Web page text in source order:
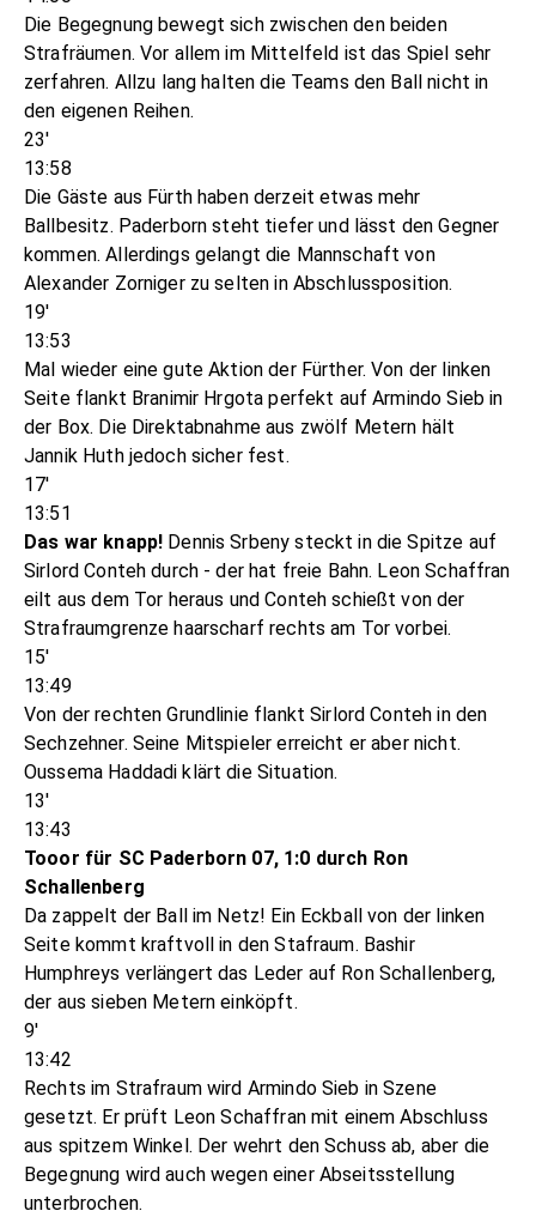
Die Begegnung bewegt sich zwischen den beiden
Strafräumen. Vor allem im Mittelfeld ist das Spiel sehr
zerfahren. Allzu lang halten die Teams den Ball nicht in
den eigenen Reihen.
23'
13:58
Die Gäste aus Fürth haben derzeit etwas mehr
Ballbesitz. Paderborn steht tiefer und lässt den Gegner
kommen. Allerdings gelangt die Mannschaft von
Alexander Zorniger zu selten in Abschlussposition.
19'
13:53
Mal wieder eine gute Aktion der Fürther. Von der linken
Seite flankt Branimir Hrgota perfekt auf Armindo Sieb in
der Box. Die Direktabnahme aus zwölf Metern hält
Jannik Huth jedoch sicher fest.
17'
13:51
Das war knapp! Dennis Srbeny steckt in die Spitze auf
Sirlord Conteh durch - der hat freie Bahn. Leon Schaffran
eilt aus dem Tor heraus und Conteh schießt von der
Strafraumgrenze haarscharf rechts am Tor vorbei.
15'
13:49
Von der rechten Grundlinie flankt Sirlord Conteh in den
Sechzehner. Seine Mitspieler erreicht er aber nicht.
Oussema Haddadi klärt die Situation.
13'
13:43
Tooor für SC Paderborn 07, 1:0 durch Ron
Schallenberg
Da zappelt der Ball im Netz! Ein Eckball von der linken
Seite kommt kraftvoll in den Stafraum. Bashir
Humphreys verlängert das Leder auf Ron Schallenberg,
der aus sieben Metern einköpft.
9'
13:42
Rechts im Strafraum wird Armindo Sieb in Szene
gesetzt. Er prüft Leon Schaffran mit einem Abschluss
aus spitzem Winkel. Der wehrt den Schuss ab, aber die
Begegnung wird auch wegen einer Abseitsstellung
unterbrochen.